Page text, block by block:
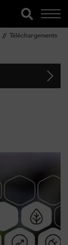
Téléchargements